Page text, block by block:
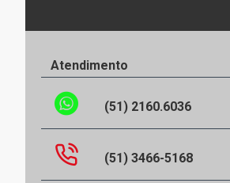
Atendimento
(51) 2160.6036
(51) 3466-5168